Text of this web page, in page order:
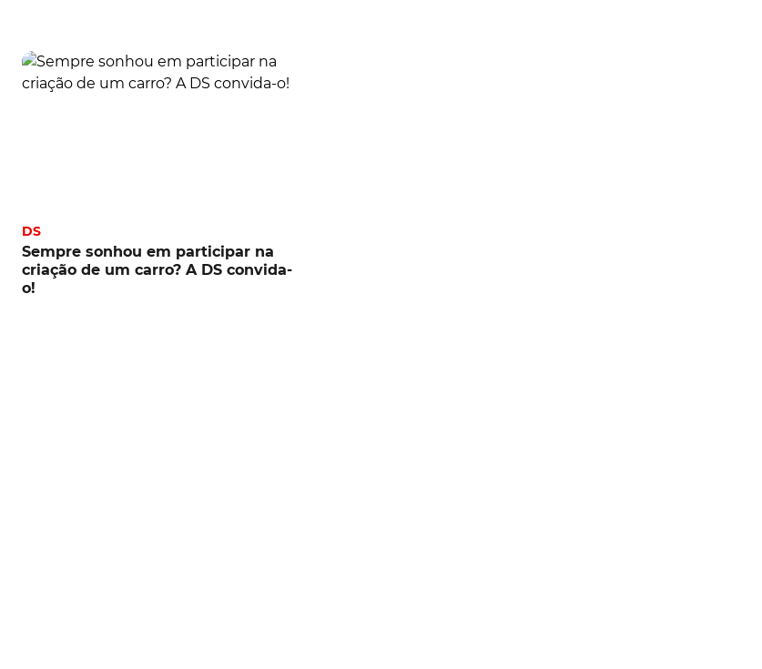
DS
Sempre sonhou em participar na
criação de um carro? A DS convida-
o!